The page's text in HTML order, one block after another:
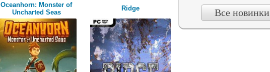
Oceanhorn: Monster of
Uncharted Seas
Ridge Все новинки